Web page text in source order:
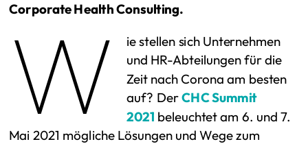
Corporate Health Consulting.
W
ie stellen sich Unternehmen
und HR-Abteilungen für die
Zeit nach Corona am besten
auf? DerCHC Summit
2021 beleuchtet am 6. und 7.
Mai 2021 mögliche Lösungen und Wege zum